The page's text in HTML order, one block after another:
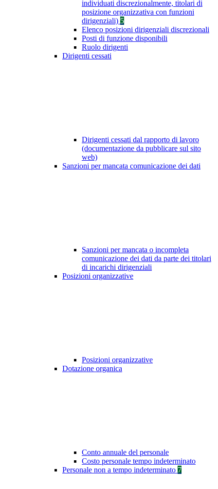
individuati discrezionalmente, titolari di
posizione organizzativa con funzioni
dirigenziali) 5
Elenco posizioni dirigenziali discrezionali
Posti di funzione disponibili
Ruolo dirigenti
Dirigenti cessati
Dirigenti cessati dal rapporto di lavoro
(documentazione da pubblicare sul sito
web)
Sanzioni per mancata comunicazione dei dati
Sanzioni per mancata o incompleta
comunicazione dei dati da parte dei titolari
di incarichi dirigenziali
Posizioni organizzative
Posizioni organizzative
Dotazione organica
Conto annuale del personale
Costo personale tempo indeterminato
Personale non a tempo indeterminato 7